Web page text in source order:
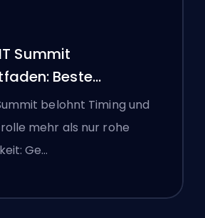
Summit
Beste
Callouts und
belohnt Timing und
mehr als nur rohe
Ge…